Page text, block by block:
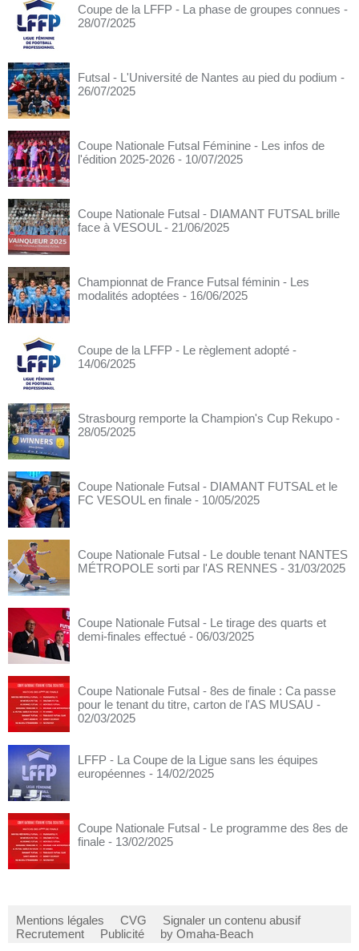
Coupe de la LFFP - La phase de groupes connues -
28/07/2025
Futsal - L'Université de Nantes au pied du podium -
26/07/2025
Coupe Nationale Futsal Féminine - Les infos de
l'édition 2025-2026 - 10/07/2025
Coupe Nationale Futsal - DIAMANT FUTSAL brille
face à VESOUL - 21/06/2025
Championnat de France Futsal féminin - Les
modalités adoptées - 16/06/2025
Coupe de la LFFP - Le règlement adopté -
14/06/2025
Strasbourg remporte la Champion's Cup Rekupo -
28/05/2025
Coupe Nationale Futsal - DIAMANT FUTSAL et le
FC VESOUL en finale - 10/05/2025
Coupe Nationale Futsal - Le double tenant NANTES
MÉTROPOLE sorti par l'AS RENNES - 31/03/2025
Coupe Nationale Futsal - Le tirage des quarts et
demi-finales effectué - 06/03/2025
Coupe Nationale Futsal - 8es de finale : Ca passe
pour le tenant du titre, carton de l'AS MUSAU -
02/03/2025
LFFP - La Coupe de la Ligue sans les équipes
européennes - 14/02/2025
Coupe Nationale Futsal - Le programme des 8es de
finale - 13/02/2025
Mentions légales CVG
Signaler un contenu abusif
Recrutement
Publicité by Omaha-Beach